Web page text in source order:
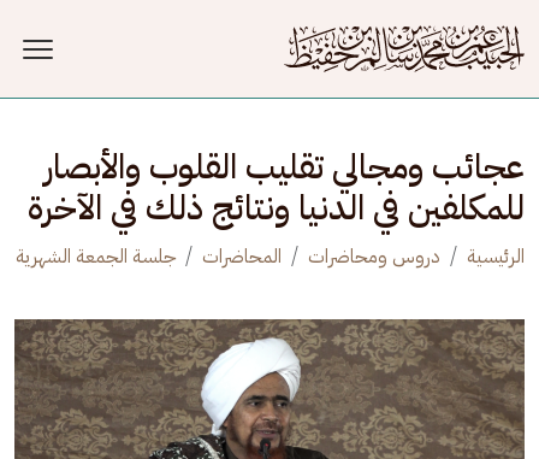
عجائب ومجالي تقليب القلوب والأبصار
للمكلفين في الدنيا ونتائج ذلك في الآخرة
الرئيسية دروس ومحاضرات المحاضرات جلسة الجمعة الشهرية